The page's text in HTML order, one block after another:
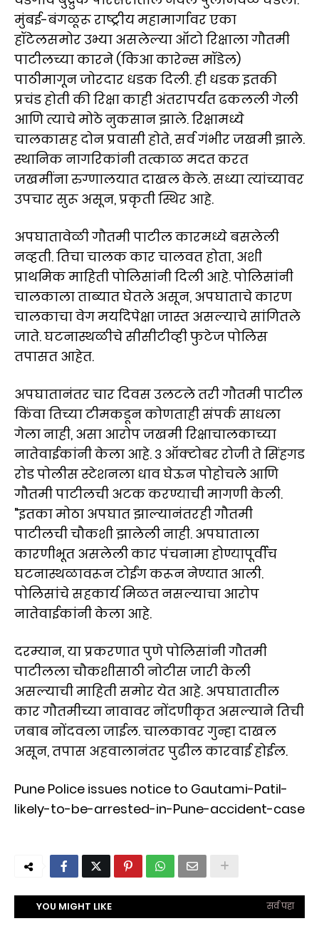
मुंबई-बंगळूरू राष्ट्रीय महामार्गावर एका
हॉटेलसमोर उभ्या असलेल्या ऑटो रिक्षाला गौतमी
पाटीलच्या कारने (किआ कारेन्स मॉडेल)
पाठीमागून जोरदार धडक दिली. ही धडक इतकी
प्रचंड होती की रिक्षा काही अंतरापर्यंत ढकलली गेली
आणि त्याचे मोठे नुकसान झाले. रिक्षामध्ये
चालकासह दोन प्रवासी होते, सर्व गंभीर जखमी झाले.
स्थानिक नागरिकांनी तत्काळ मदत करत
जखमींना रुग्णालयात दाखल केले. सध्या त्यांच्यावर
उपचार सुरू असून, प्रकृती स्थिर आहे.
अपघातावेळी गौतमी पाटील कारमध्ये बसलेली
नव्हती. तिचा चालक कार चालवत होता, अशी
प्राथमिक माहिती पोलिसांनी दिली आहे. पोलिसांनी
चालकाला ताब्यात घेतले असून, अपघाताचे कारण
चालकाचा वेग मर्यादेपेक्षा जास्त असल्याचे सांगितले
जाते. घटनास्थळीचे सीसीटीव्ही फुटेज पोलिस
तपासत आहेत.
अपघातानंतर चार दिवस उलटले तरी गौतमी पाटील
किंवा तिच्या टीमकडून कोणताही संपर्क साधला
गेला नाही, असा आरोप जखमी रिक्षाचालकाच्या
नातेवाईकांनी केला आहे. ३ ऑक्टोबर रोजी ते सिंहगड
रोड पोलीस स्टेशनला धाव घेऊन पोहोचले आणि
गौतमी पाटीलची अटक करण्याची मागणी केली.
"इतका मोठा अपघात झाल्यानंतरही गौतमी
पाटीलची चौकशी झालेली नाही. अपघाताला
कारणीभूत असलेली कार पंचनामा होण्यापूर्वीच
घटनास्थळावरून टोईंग करून नेण्यात आली.
पोलिसांचे सहकार्य मिळत नसल्याचा आरोप
नातेवाईकांनी केला आहे.
दरम्यान, या प्रकरणात पुणे पोलिसांनी गौतमी
पाटीलला चौकशीसाठी नोटीस जारी केली
असल्याची माहिती समोर येत आहे. अपघातातील
कार गौतमीच्या नावावर नोंदणीकृत असल्याने तिची
जबाब नोंदवला जाईल. चालकावर गुन्हा दाखल
असून, तपास अहवालानंतर पुढील कारवाई होईल.
Pune Police issues notice to Gautami-Patil-
likely-to-be-arrested-in-Pune-accident-case
YOU MIGHT LIKE सर्व पहा